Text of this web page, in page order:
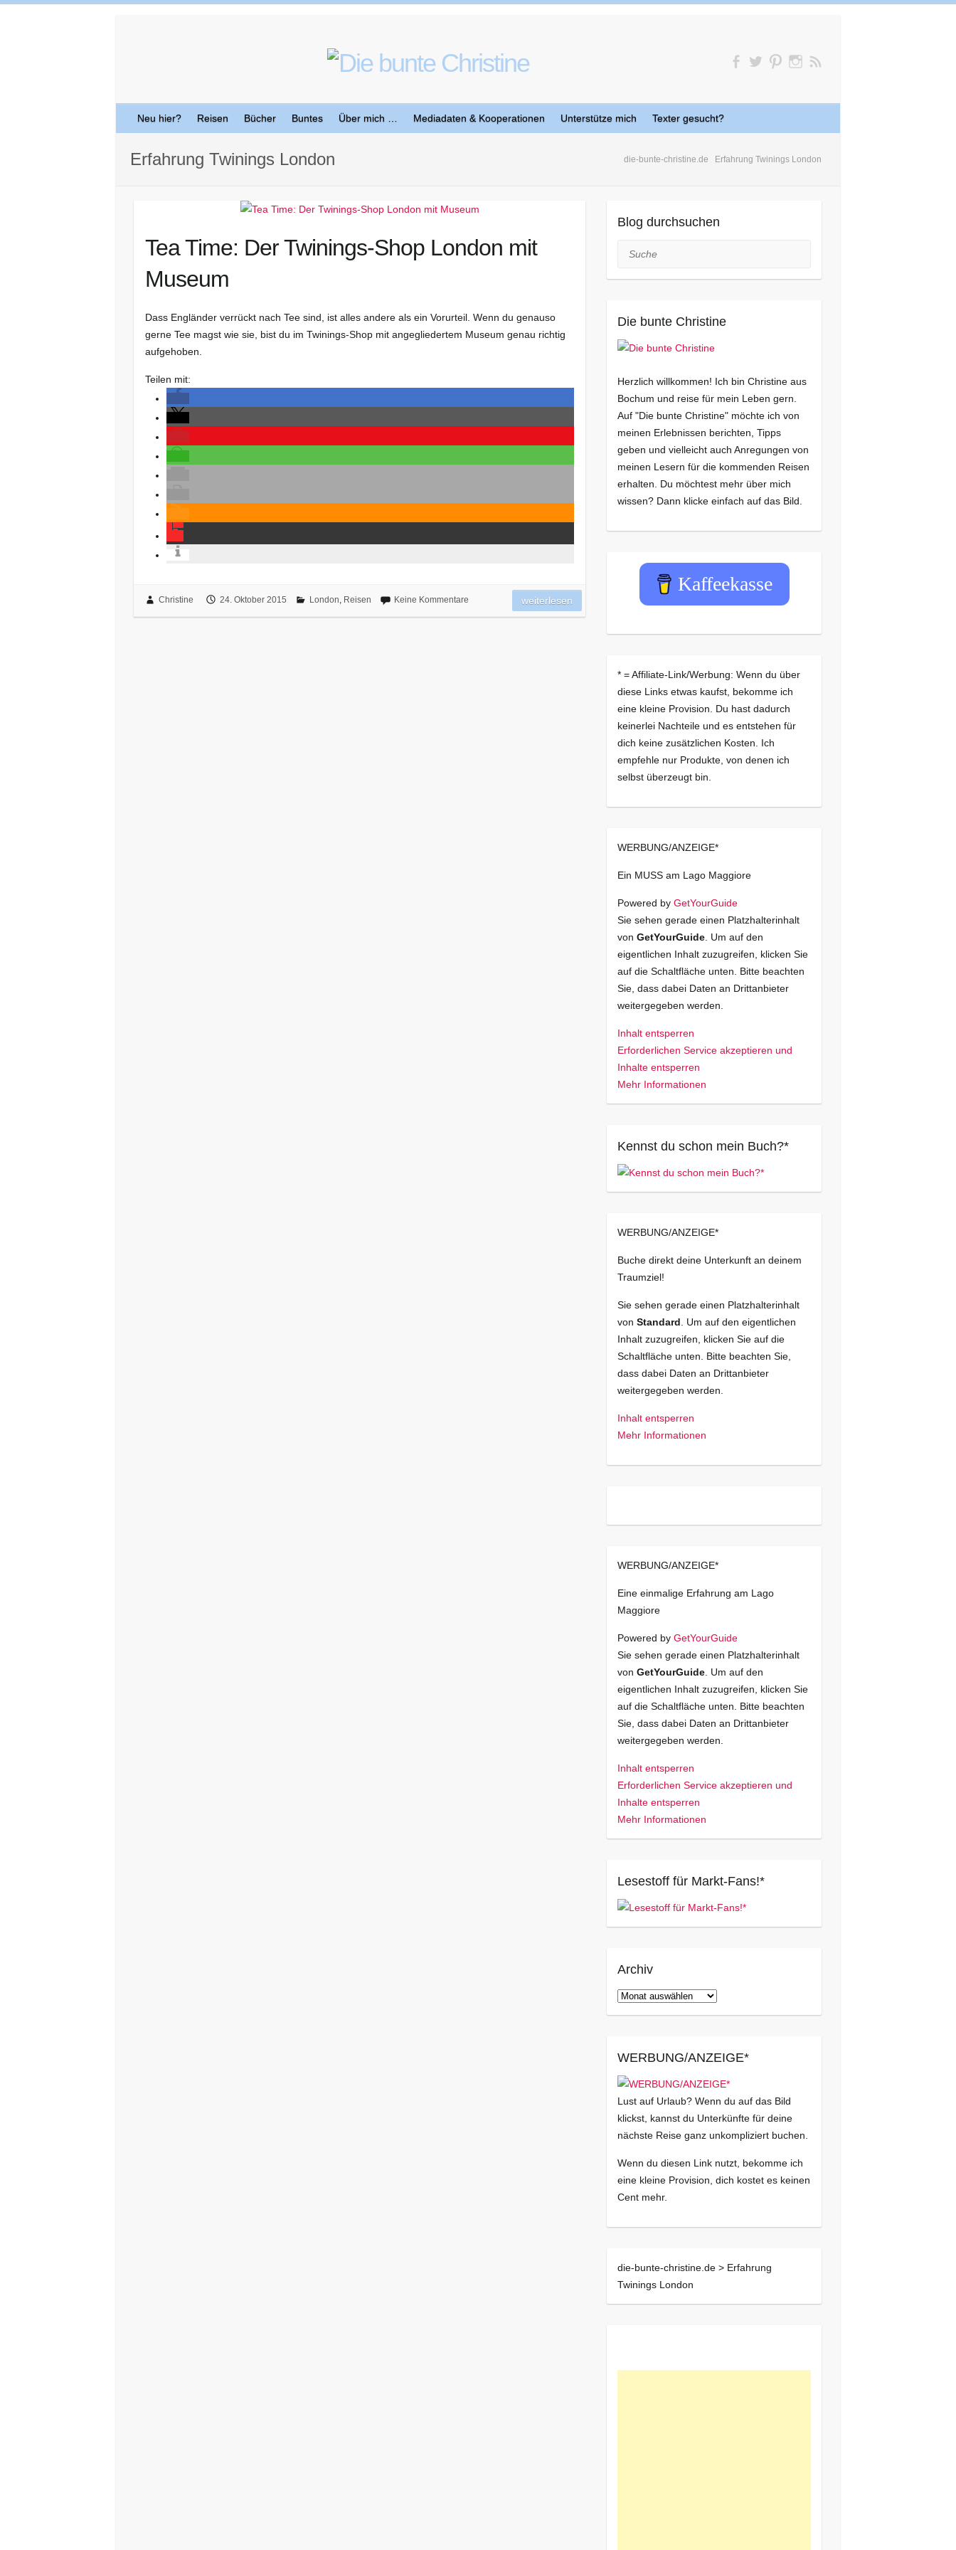
Neu hier? Reisen Bücher Buntes Über mich … Mediadaten & Kooperationen Unterstütze mich Texter gesucht?
die-bunte-christine.de Erfahrung Twinings London
Erfahrung Twinings London
Tea Time: Der Twinings-Shop London mit
Museum
Dass Engländer verrückt nach Tee sind, ist alles andere als ein Vorurteil. Wenn du genauso
gerne Tee magst wie sie, bist du im Twinings-Shop mit angegliedertem Museum genau richtig
aufgehoben.
Teilen mit:
Christine 24. Oktober 2015 London, Reisen Keine Kommentare weiterlesen
Blog durchsuchen
Suche
Die bunte Christine
Herzlich willkommen! Ich bin Christine aus
Bochum und reise für mein Leben gern.
Auf "Die bunte Christine" möchte ich von
meinen Erlebnissen berichten, Tipps
geben und vielleicht auch Anregungen von
meinen Lesern für die kommenden Reisen
erhalten. Du möchtest mehr über mich
wissen? Dann klicke einfach auf das Bild.
Kaffeekasse
* = Affiliate-Link/Werbung: Wenn du über
diese Links etwas kaufst, bekomme ich
eine kleine Provision. Du hast dadurch
keinerlei Nachteile und es entstehen für
dich keine zusätzlichen Kosten. Ich
empfehle nur Produkte, von denen ich
selbst überzeugt bin.
WERBUNG/ANZEIGE*
Ein MUSS am Lago Maggiore
Powered by GetYourGuide
Sie sehen gerade einen Platzhalterinhalt
von GetYourGuide. Um auf den
eigentlichen Inhalt zuzugreifen, klicken Sie
auf die Schaltfläche unten. Bitte beachten
Sie, dass dabei Daten an Drittanbieter
weitergegeben werden.
Inhalt entsperren
Erforderlichen Service akzeptieren und
Inhalte entsperren
Mehr Informationen
Kennst du schon mein Buch?*
WERBUNG/ANZEIGE*
Buche direkt deine Unterkunft an deinem
Traumziel!
Sie sehen gerade einen Platzhalterinhalt
von Standard . Um auf den eigentlichen
Inhalt zuzugreifen, klicken Sie auf die
Schaltfläche unten. Bitte beachten Sie,
dass dabei Daten an Drittanbieter
weitergegeben werden.
Inhalt entsperren
Mehr Informationen
WERBUNG/ANZEIGE*
Eine einmalige Erfahrung am Lago
Maggiore
Powered by GetYourGuide
Sie sehen gerade einen Platzhalterinhalt
von GetYourGuide. Um auf den
eigentlichen Inhalt zuzugreifen, klicken Sie
auf die Schaltfläche unten. Bitte beachten
Sie, dass dabei Daten an Drittanbieter
weitergegeben werden.
Inhalt entsperren
Erforderlichen Service akzeptieren und
Inhalte entsperren
Mehr Informationen
Lesestoff für Markt-Fans!*
Archiv
Archiv
WERBUNG/ANZEIGE*
Lust auf Urlaub? Wenn du auf das Bild
klickst, kannst du Unterkünfte für deine
nächste Reise ganz unkompliziert buchen.
Wenn du diesen Link nutzt, bekomme ich
eine kleine Provision, dich kostet es keinen
Cent mehr.
die-bunte-christine.de > Erfahrung
Twinings London